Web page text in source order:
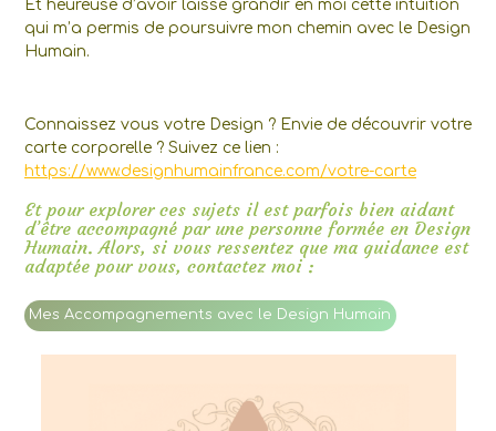
Et heureuse d’avoir laissé grandir en moi cette intuition
qui m’a permis de poursuivre mon chemin avec le Design
Humain.
Connaissez vous votre Design ? Envie de découvrir votre
carte corporelle ? Suivez ce lien :
https://www.designhumainfrance.com/votre-carte
Et pour explorer ces sujets il est parfois bien aidant
d’être accompagné par une personne formée en Design
Humain. Alors, si vous ressentez que ma guidance est
adaptée pour vous, contactez moi :
Mes Accompagnements avec le Design Humain